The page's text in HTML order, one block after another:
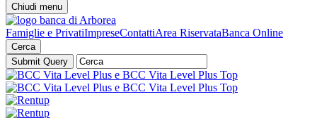
Chiudi menu
Famiglie e PrivatiImpreseContattiArea RiservataBanca Online
Cerca